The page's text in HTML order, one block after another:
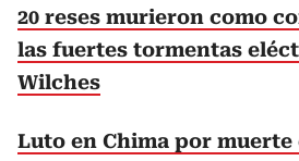
20 reses murieron como
las fuertes tormentas
Wilches
Luto en Chima por